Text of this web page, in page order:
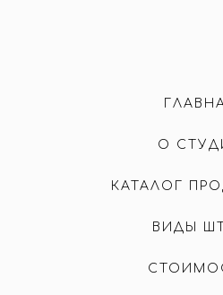
О
КАТАЛОГ
ВИДЫ